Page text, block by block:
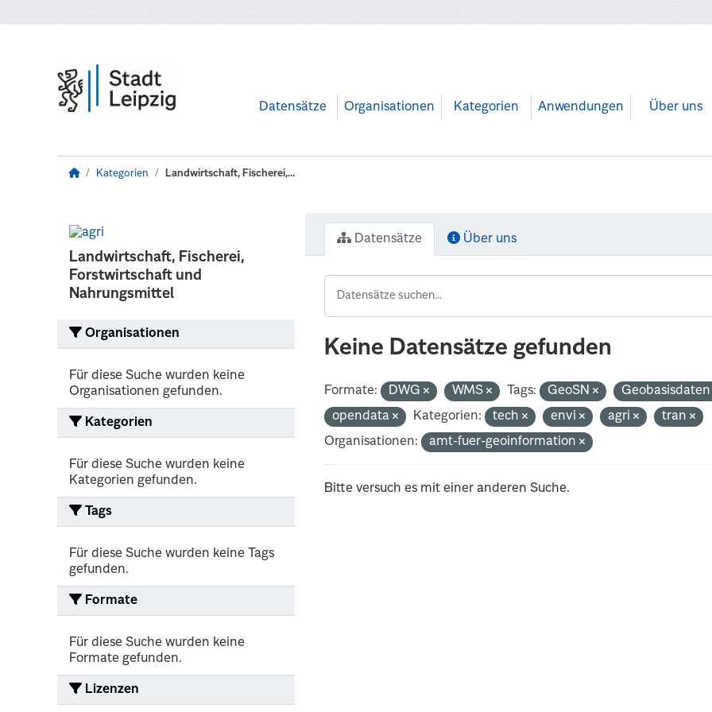
Datensätze Organisationen Kategorien Anwendungen Über uns
Kategorien Landwirtschaft, Fischerei,...
Landwirtschaft, Fischerei,
Forstwirtschaft und
Nahrungsmittel
Organisationen
Für diese Suche wurden keine
Organisationen gefunden.
Kategorien
Für diese Suche wurden keine
Kategorien gefunden.
Tags
Für diese Suche wurden keine Tags
gefunden.
Formate
Für diese Suche wurden keine
Formate gefunden.
Lizenzen
Datensätze Über uns
Keine Datensätze gefunden
Formate: DWG WMS Tags: GeoSN
opendata
Kategorien: tech envi agri
tran
Organisationen:
amt-fuer-geoinformation
Bitte versuch es mit einer anderen Suche.